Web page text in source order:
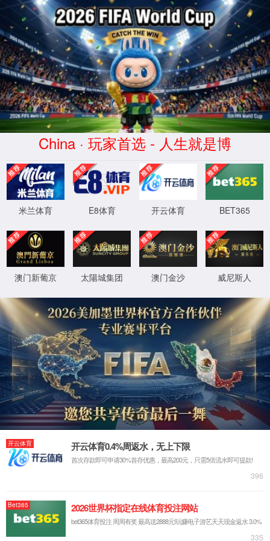
404 很抱歉，您要访问的页面
可能原因：
网络信号差不稳定
找不到请求的页面
输入的网址不正确
可以尝试：
返回首页